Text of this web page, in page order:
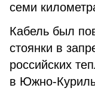
семи
Кабель был
стоянки в
российских
в Южно-